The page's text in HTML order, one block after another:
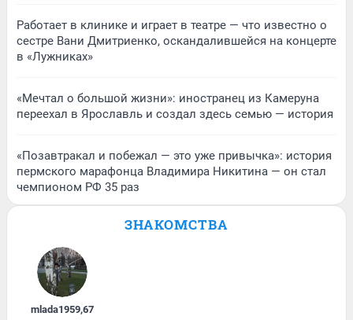
Работает в клинике и играет в театре — что известно о
сестре Вани Дмитриенко, оскандалившейся на концерте
в «Лужниках»
«Мечтал о большой жизни»: иностранец из Камеруна
переехал в Ярославль и создал здесь семью — история
«Позавтракал и побежал — это уже привычка»: история
пермского марафонца Владимира Никитина — он стал
чемпионом РФ 35 раз
ЗНАКОМСТВА
mlada1959,67